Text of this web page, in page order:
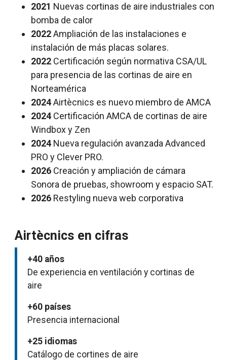
2021 Nuevas cortinas de aire industriales con
bomba de calor
2022Ampliación de las instalaciones e
instalación de más placas solares.
2022 Certificación según normativa CSA/UL
para presencia de las cortinas de aire en
Norteamérica
2024Airtècnics es nuevo miembro de AMCA
2024 Certificación AMCA de cortinas de aire
Windbox y Zen
2024 Nueva regulación avanzada Advanced
PRO y Clever PRO.
2026 Creación y ampliación de cámara
Sonora de pruebas, showroom y espacio SAT.
2026 Restyling nueva web corporativa
Airtècnics en cifras
+40 años
De experiencia en ventilación y cortinas de
aire
+60 países
Presencia internacional
+25 idiomas
Catálogo de cortines de aire